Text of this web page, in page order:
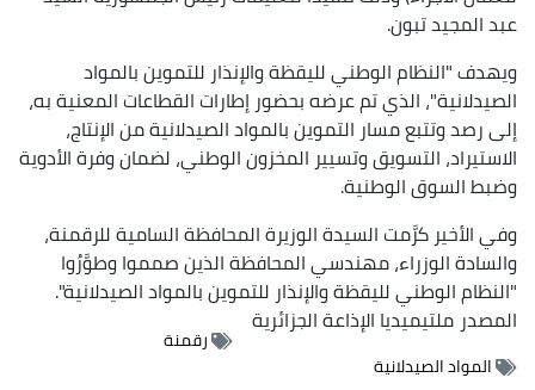
عبد المجيد تبون.
ويهدف "النظام الوطني لليقظة والإنذار للتموين بالمواد
الصيدلانية"، الذي تم عرضه بحضور إطارات القطاعات المعنية به،
إلى رصد وتتبع مسار التموين بالمواد الصيدلانية من الإنتاج،
الاستيراد، التسويق وتسيير المخزون الوطني، لضمان وفرة الأدوية
وضبط السوق الوطنية.
وفي الأخير كرَّمت السيدة الوزيرة المحافظة السامية للرقمنة،
والسادة الوزراء، مهندسي المحافظة الذين صمموا وطوَّرُوا
"النظام الوطني لليقظة والإنذار للتموين بالمواد الصيدلانية".
المصدرملتيميديا الإذاعة الجزائرية
رقمنة
المواد الصيدلانية